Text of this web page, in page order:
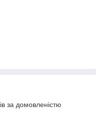
за домовленістю